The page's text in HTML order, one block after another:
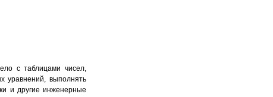
с таблицами чисел,
уравнений, выполнять
и другие инженерные